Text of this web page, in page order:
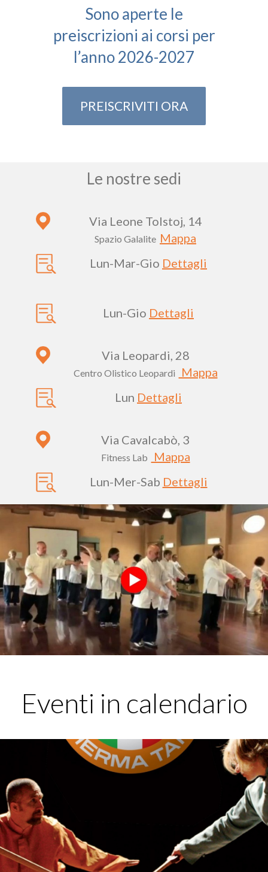
Sono aperte le
preiscrizioni ai corsi per
l’anno 2026-2027
PREISCRIVITI ORA
Le nostre sedi
Via Leone Tolstoj, 14
Spazio Galalite Mappa
Lun-Mar-Gio Dettagli
Lun-Gio Dettagli
Via Leopardi, 28
Centro Olistico Leopardi
Mappa
Lun Dettagli
Via Cavalcabò, 3
Fitness Lab
Mappa
Lun-Mer-Sab Dettagli
Eventi in calendario